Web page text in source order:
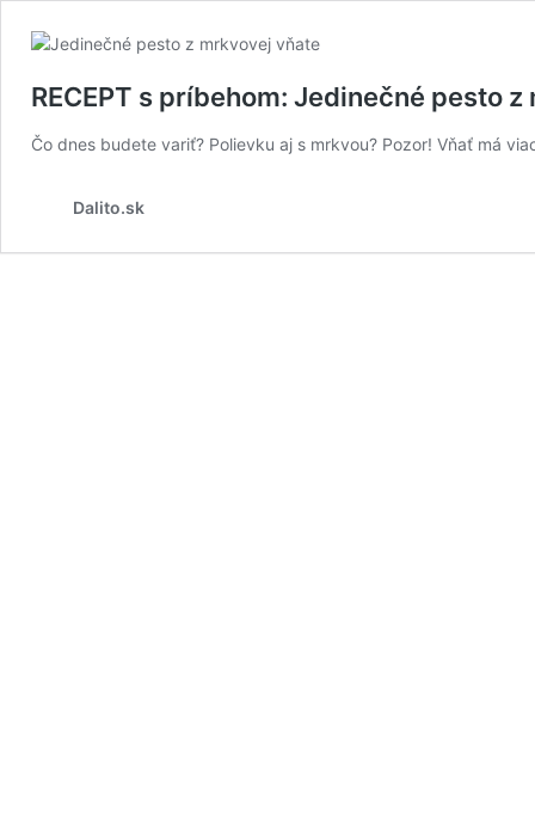
RECEPT s príbehom: Jedinečné pesto
Čo dnes budete variť? Polievku aj s mrkvou? Pozor! Vňať má
Dalito.sk